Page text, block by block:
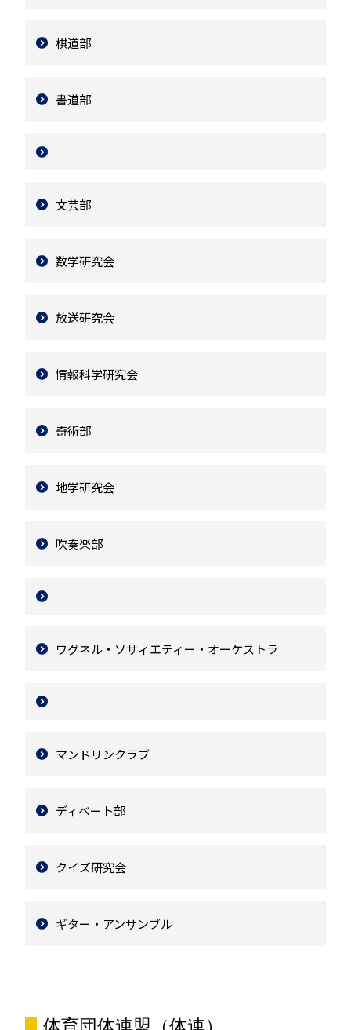
棋道部
書道部
文芸部
数学研究会
放送研究会
情報科学研究会
奇術部
地学研究会
吹奏楽部
ワグネル・ソサィエティー・オーケストラ
マンドリンクラブ
ディベート部
クイズ研究会
ギター・アンサンブル